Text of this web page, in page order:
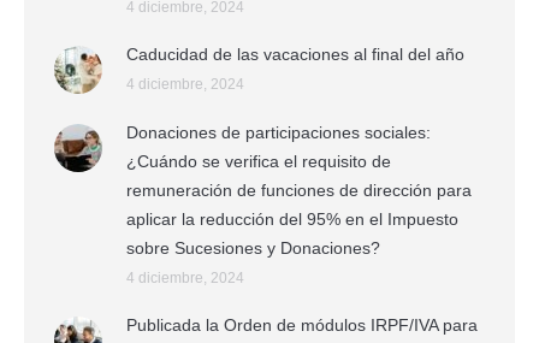
4 diciembre, 2024
Caducidad de las vacaciones al final del año
4 diciembre, 2024
Donaciones de participaciones sociales:
¿Cuándo se verifica el requisito de
remuneración de funciones de dirección para
aplicar la reducción del 95% en el Impuesto
sobre Sucesiones y Donaciones?
4 diciembre, 2024
Publicada la Orden de módulos IRPF/IVA para